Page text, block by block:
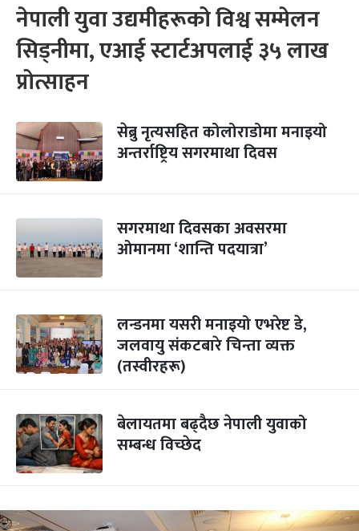
नेपाली युवा उद्यमीहरूको विश्व सम्मेलन
सिड्नीमा, एआई स्टार्टअपलाई ३५ लाख
प्रोत्साहन
सेब्रु नृत्यसहित कोलोराडोमा मनाइयो
अन्तर्राष्ट्रिय सगरमाथा दिवस
सगरमाथा दिवसका अवसरमा
ओमानमा ‘शान्ति पदयात्रा’
लन्डनमा यसरी मनाइयो एभरेष्ट डे,
जलवायु संकटबारे चिन्ता व्यक्त
(तस्वीरहरू)
बेलायतमा बढ्दैछ नेपाली युवाको
सम्बन्ध विच्छेद